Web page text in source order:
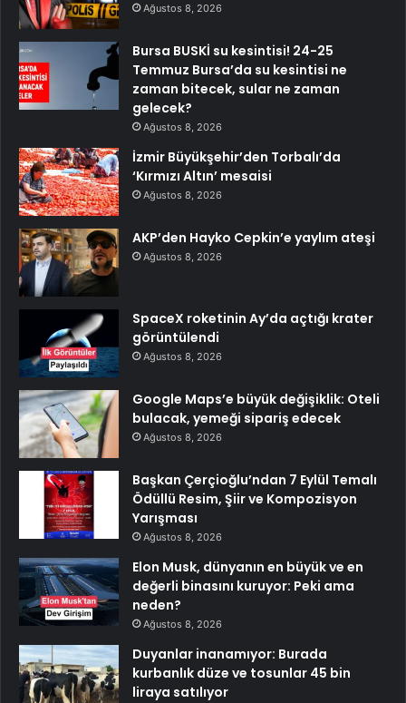
Ağustos 8, 2026
Bursa BUSKİ su kesintisi! 24-25
Temmuz Bursa’da su kesintisi ne
zaman bitecek, sular ne zaman
gelecek?
Ağustos 8, 2026
İzmir Büyükşehir’den Torbalı’da
‘Kırmızı Altın’ mesaisi
Ağustos 8, 2026
AKP’den Hayko Cepkin’e yaylım ateşi
Ağustos 8, 2026
SpaceX roketinin Ay’da açtığı krater
görüntülendi
Ağustos 8, 2026
Google Maps’e büyük değişiklik: Oteli
bulacak, yemeği sipariş edecek
Ağustos 8, 2026
Başkan Çerçioğlu’ndan 7 Eylül Temalı
Ödüllü Resim, Şiir ve Kompozisyon
Yarışması
Ağustos 8, 2026
Elon Musk, dünyanın en büyük ve en
değerli binasını kuruyor: Peki ama
neden?
Ağustos 8, 2026
Duyanlar inanamıyor: Burada
kurbanlık düze ve tosunlar 45 bin
liraya satılıyor